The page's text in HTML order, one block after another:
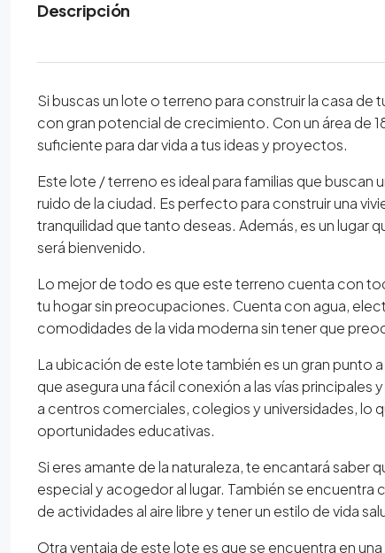
Descripción
Si buscas un lote o terreno para construir la casa
con gran potencial de crecimiento. Con un área de
suficiente para dar vida a tus ideas y proyectos.
Este lote / terreno es ideal para familias que
ruido de la ciudad. Es perfecto para construir una
tranquilidad que tanto deseas. Además, es un
será bienvenido.
Lo mejor de todo es que este terreno cuenta con
tu hogar sin preocupaciones. Cuenta con agua,
comodidades de la vida moderna sin tener que
La ubicación de este lote también es un gran
que asegura una fácil conexión a las vías
a centros comerciales, colegios y universidades, lo
oportunidades educativas.
Si eres amante de la naturaleza, te encantará saber
especial y acogedor al lugar. También se encuentra
de actividades al aire libre y tener un estilo de vida
Otra ventaja de este lote es que se encuentra en